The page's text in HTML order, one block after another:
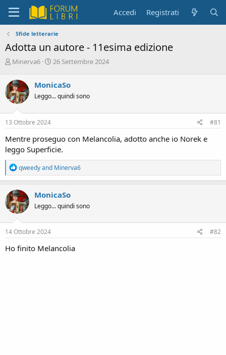
Accedi Registrati
Sfide letterarie
Adotta un autore - 11esima edizione
C
e
a
t
o
r
e
i
s
c
u
s
s
i
o
n
e
Minerva6
D
a
d
i
z
i
o
26 Settembre 2024
MonicaSo
Leggo... quindi sono
13 Ottobre 2024 #81
Mentre proseguo con Melancolia, adotto anche io Norek e
leggo Superficie.
R
e
a
c
t
i
o
n
s
qweedyand Minerva6
MonicaSo
Leggo... quindi sono
14 Ottobre 2024 #82
Ho finito Melancolia